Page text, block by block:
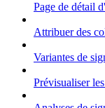
Page de détail
Attribuer des
Variantes de
Prévisualiser